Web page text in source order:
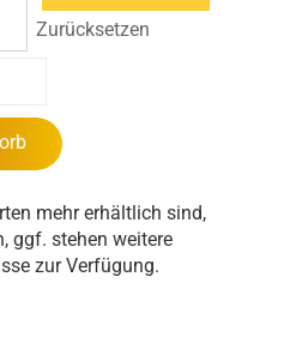
Zurücksetzen
mehr erhältlich sind,
ggf. stehen weitere
zur Verfügung.